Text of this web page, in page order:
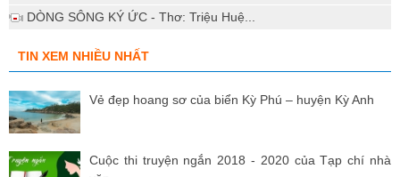
DÒNG SÔNG KÝ ỨC - Thơ: Triệu Huệ...
TIN XEM NHIỀU NHẤT
Vẻ đẹp hoang sơ của biển Kỳ Phú – huyện Kỳ Anh
Cuộc thi truyện ngắn 2018 - 2020 của Tạp chí nhà